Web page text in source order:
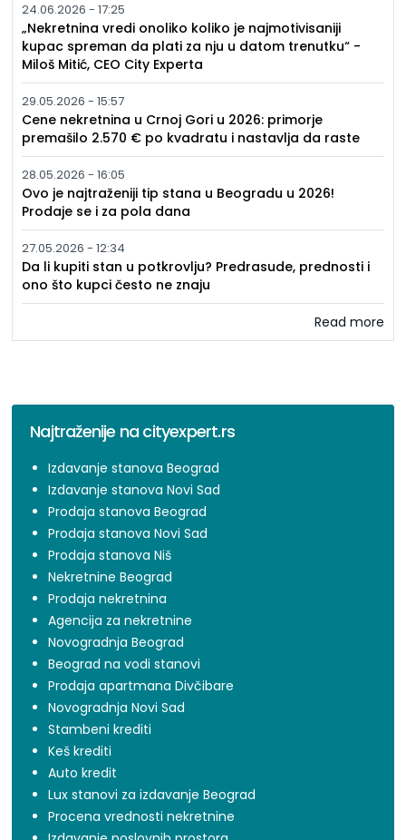
24.06.2026 - 17:25
„Nekretnina vredi onoliko koliko je najmotivisaniji
kupac spreman da plati za nju u datom trenutku“ -
Miloš Mitić, CEO City Experta
29.05.2026 - 15:57
Cene nekretnina u Crnoj Gori u 2026: primorje
premašilo 2.570 € po kvadratu i nastavlja da raste
28.05.2026 - 16:05
Ovo je najtraženiji tip stana u Beogradu u 2026!
Prodaje se i za pola dana
27.05.2026 - 12:34
Da li kupiti stan u potkrovlju? Predrasude, prednosti i
ono što kupci često ne znaju
Read more
Najtraženije na cityexpert.rs
Izdavanje stanova Beograd
Izdavanje stanova Novi Sad
Prodaja stanova Beograd
Prodaja stanova Novi Sad
Prodaja stanova Niš
Nekretnine Beograd
Prodaja nekretnina
Agencija za nekretnine
Novogradnja Beograd
Beograd na vodi stanovi
Prodaja apartmana Divčibare
Novogradnja Novi Sad
Stambeni krediti
Keš krediti
Auto kredit
Lux stanovi za izdavanje Beograd
Procena vrednosti nekretnine